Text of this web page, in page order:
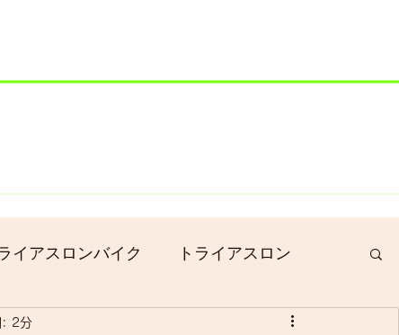
イアスロンバイク トライアスロン
: 2分